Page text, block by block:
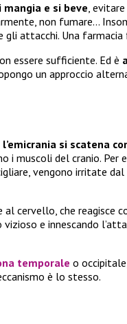
e si beve,
non fumare…
gli attacchi. Una
essere sufficiente. Ed è
un approccio
l’emicrania si scatena
i muscoli del cranio. Per
vengono irritate
cervello, che reagisce
e innescando
temporale o
è lo stesso.